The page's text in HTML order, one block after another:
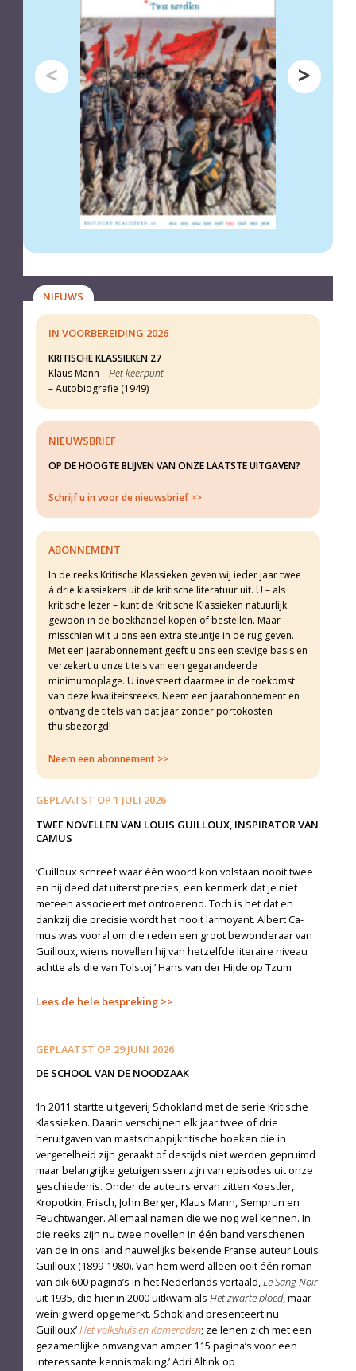
Previous Next
NIEUWS
IN VOORBEREIDING 2026
KRITISCHE KLASSIEKEN 27
Klaus Mann –Het keerpunt
– Autobiografie (1949)
NIEUWSBRIEF
OP DE HOOGTE BLIJVEN VAN ONZE LAATSTE UITGAVEN?
Schrijf u in voor de nieuwsbrief
ABONNEMENT
In de reeks Kritische Klassieken geven wij ieder jaar twee
à drie klassiekers uit de kritische literatuur uit. U – als
kritische lezer – kunt de Kritische Klassieken natuurlijk
gewoon in de boekhandel kopen of bestellen. Maar
misschien wilt u ons een extra steuntje in de rug geven.
Met een jaarabonnement geeft u ons een stevige basis en
verzekert u onze titels van een gegarandeerde
minimumoplage. U investeert daarmee in de toekomst
van deze kwaliteitsreeks. Neem een jaarabonnement en
ontvang de titels van dat jaar zonder portokosten
thuisbezorgd!
Neem een abonnement
GEPLAATST OP 1 JULI 2026
TWEE NOVELLEN VAN LOUIS GUILLOUX, INSPIRATOR VAN
CAMUS
‘Guilloux schreef waar één woord kon volstaan nooit twee
en hij deed dat uiterst precies, een kenmerk dat je niet
meteen associeert met ontroerend. Toch is het dat en
dank­zij die precisie wordt het nooit larmoyant. Albert Ca­
mus was vooral om die reden een groot bewonderaar van
Guilloux, wiens novellen hij van hetzelfde literaire ni­veau
achtte als die van Tolstoj.’ Hans van der Hijde op Tzum
Lees de hele bespreking
GEPLAATST OP 29 JUNI 2026
DE SCHOOL VAN DE NOODZAAK
‘In 2011 startte uitgeverij Schokland met de serie Kritische
Klassieken. Daarin verschijnen elk jaar twee of drie
heruitgaven van maatschappijkritische boeken die in
vergetelheid zijn geraakt of destijds niet werden gepruimd
maar belangrijke getuigenissen zijn van episodes uit onze
geschiedenis. Onder de auteurs ervan zitten Koestler,
Kropotkin, Frisch, John Berger, Klaus Mann, Semprun en
Feuchtwanger. Allemaal namen die we nog wel kennen. In
die reeks zijn nu twee novellen in één band verschenen
van de in ons land nauwelijks bekende Franse auteur Louis
Guilloux (1899-1980). Van hem werd alleen ooit één roman
van dik 600 pagina’s in het Nederlands vertaald,Le Sang Noir
uit 1935, die hier in 2000 uitkwam als Het zwarte bloed, maar
weinig werd opgemerkt. Schokland presenteert nu
Guilloux’Het volkshuis en Kameraden; ze lenen zich met een
gezamenlijke omvang van amper 115 pagina’s voor een
interessante kennismaking.’ Adri Altink op